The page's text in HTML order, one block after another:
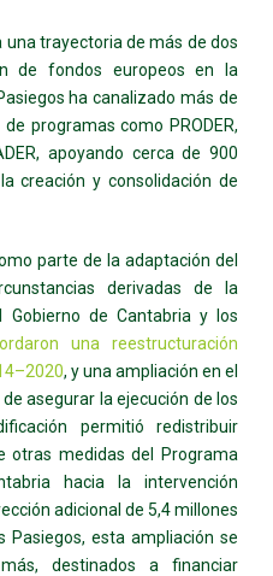
una trayectoria de más de dos
de fondos europeos en la
ha canalizado más de
programas como PRODER,
apoyando cerca de 900
creación y consolidación de
parte de la adaptación del
derivadas de la
Gobierno de Cantabria y los
una reestructuración
, y una ampliación en el
asegurar la ejecución de los
permitió redistribuir
otras medidas del Programa
hacia la intervención
adicional de 5,4 millones
Pasiegos, esta ampliación se
destinados a financiar